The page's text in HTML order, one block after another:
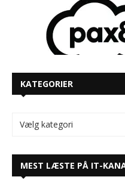
KATEGORIER
MEST LÆSTE PÅ IT-